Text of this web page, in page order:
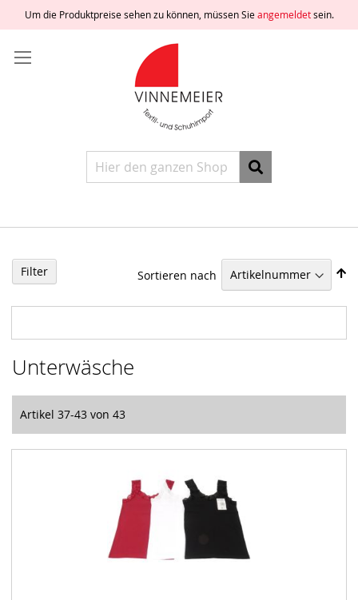
Um die Produktpreise sehen zu können, müssen Sieangemeldetsein.
zum
Inhalt
Suche
freischalten
erstellen
Unterwäsche
Artikel 37-43 von 43
Sortieren nach
In
Filter